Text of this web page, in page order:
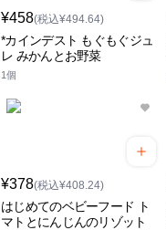
¥458(税込¥494.64)
*カインデスト もぐもぐジュ
レ みかんとお野菜
1個
¥378(税込¥408.24)
はじめてのベビーフード ト
マトとにんじんのリゾット